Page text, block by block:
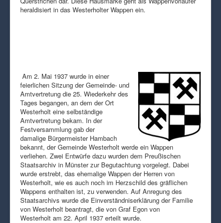
heraldisiert in das Westerholter Wappen ein.
Am 2. Mai 1937 wurde in einer
feierlichen Sitzung der Gemeinde- und
Amtvertretung die 25. Wiederkehr des
Tages begangen, an dem der Ort
Westerholt eine selbständige
Amtvertretung bekam. In der
Festversammlung gab der
damalige Bürgermeister Hambach
bekannt, der Gemeinde Westerholt werde ein Wappen
verliehen. Zwei Entwürfe dazu wurden dem Preußischen
Staatsarchiv in Münster zur Begutachtung vorgelegt. Dabei
wurde erstrebt, das ehemalige Wappen der Herren von
Westerholt, wie es auch noch im Herzschild des gräflichen
Wappens enthalten ist, zu verwenden. Auf Anregung des
Staatsarchivs wurde die Einverständniserklärung der Familie
von Westerholt beantragt, die von Graf Egon von
Westerholt am 22. April 1937 erteilt wurde.